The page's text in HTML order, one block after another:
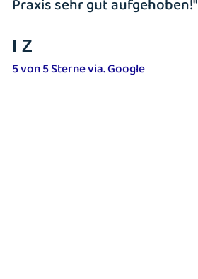
Praxis sehr gut aufgehoben!"
I Z
5 von 5 Sterne via. Google